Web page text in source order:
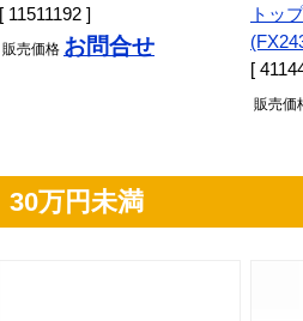
[ 11511192 ]
販売価格 お問合せ
トッ
[
販売価
30万円未満